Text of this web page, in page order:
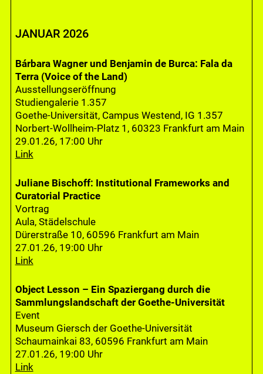
JANUAR 2026
Bárbara Wagner und Benjamin de Burca: Fala da
Terra (Voice of the Land)
Ausstellungseröffnung
Studiengalerie 1.357
Goethe-Universität, Campus Westend, IG 1.357
Norbert-Wollheim-Platz 1, 60323 Frankfurt am Main
29.01.26, 17:00 Uhr
Link
Juliane Bischoff: Institutional Frameworks and
Curatorial Practice
Vortrag
Aula, Städelschule
Dürerstraße 10, 60596 Frankfurt am Main
27.01.26, 19:00 Uhr
Link
Object Lesson – Ein Spaziergang durch die
Sammlungslandschaft der Goethe-Universität
Event
Museum Giersch der Goethe-Universität
Schaumainkai 83, 60596 Frankfurt am Main
27.01.26, 19:00 Uhr
Link